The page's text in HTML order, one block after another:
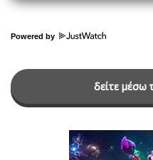
Powered by
δείτε μέσω